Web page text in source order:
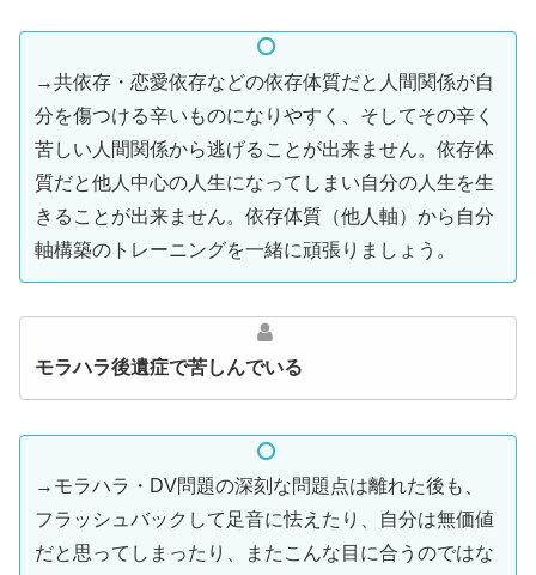
→共依存・恋愛依存などの依存体質だと人間関係が自
分を傷つける辛いものになりやすく、そしてその辛く
苦しい人間関係から逃げることが出来ません。依存体
質だと他人中心の人生になってしまい自分の人生を生
きることが出来ません。依存体質（他人軸）から自分
軸構築のトレーニングを一緒に頑張りましょう。
モラハラ後遺症で苦しんでいる
→モラハラ・DV問題の深刻な問題点は離れた後も、
フラッシュバックして足音に怯えたり、自分は無価値
だと思ってしまったり、またこんな目に合うのではな